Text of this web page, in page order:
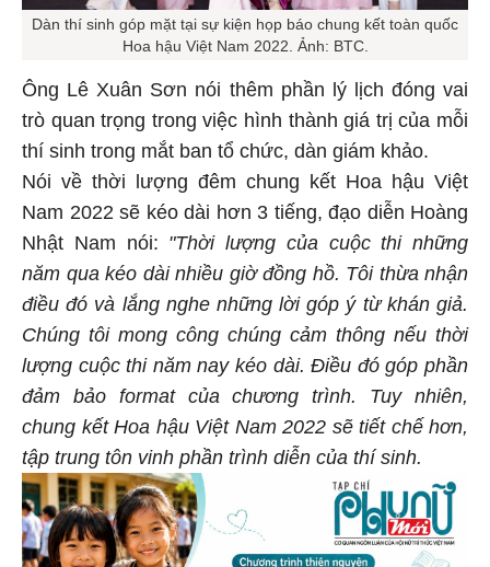
Dàn thí sinh góp mặt tại sự kiện họp báo chung kết toàn quốc
Hoa hậu Việt Nam 2022. Ảnh: BTC.
Ông Lê Xuân Sơn nói thêm phần lý lịch đóng vai
trò quan trọng trong việc hình thành giá trị của mỗi
thí sinh trong mắt ban tổ chức, dàn giám khảo.
Nói về thời lượng đêm chung kết Hoa hậu Việt
Nam 2022 sẽ kéo dài hơn 3 tiếng, đạo diễn Hoàng
Nhật Nam nói: "Thời lượng của cuộc thi những
năm qua kéo dài nhiều giờ đồng hồ. Tôi thừa nhận
điều đó và lắng nghe những lời góp ý từ khán giả.
Chúng tôi mong công chúng cảm thông nếu thời
lượng cuộc thi năm nay kéo dài. Điều đó góp phần
đảm bảo format của chương trình. Tuy nhiên,
chung kết Hoa hậu Việt Nam 2022 sẽ tiết chế hơn,
tập trung tôn vinh phần trình diễn của thí sinh.